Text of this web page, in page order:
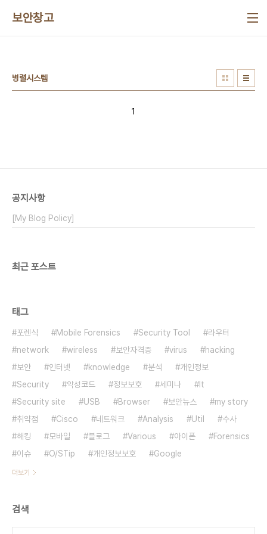
보안창고
병렬시스템
1
공지사항
[My Blog Policy]
최근 포스트
태그
포렌식 Mobile Forensics Security Tool
라우터
network
wireless 보안자격증 virus
hacking
보안
인터넷 knowledge 분석
개인정보
Security
악성코드 정보보호 세미나
It
Security site
USB Browser 보안뉴스
my story
취약점
Cisco 네트워크 Analysis Util
수사
해킹
모바일 블로그 Various 아이폰
Forensics
이슈
O/STip 개인정보보호 Google
더보기
검색